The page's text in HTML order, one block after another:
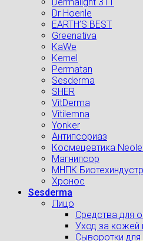
Dermalight 311
Dr Hoenle
EARTH’S BEST
Greenativa
KaWe
Kernel
Permatan
Sesderma
SHER
VitDerma
Vitilemna
Yonker
Антипсориаз
Космецевтика
Магнипсор
МНПК
Хронос
Sesderma
Лицо
Средства для
Уход за кожей
Сыворотки для